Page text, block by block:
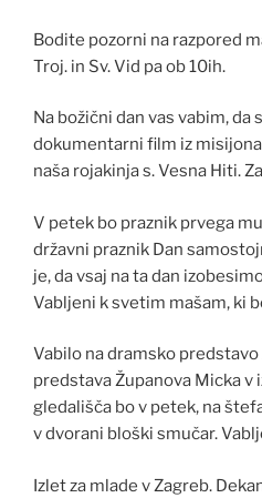
Bodite pozorni na razpored
Troj. in Sv. Vid pa ob 10ih.
Na božični dan vas vabim, da
dokumentarni film iz
naša rojakinja s. Vesna Hiti.
V petek bo praznik prvega
državni praznik Dan
je, da vsaj na ta dan
Vabljeni k svetim mašam, ki
Vabilo na dramsko
predstava Županova Micka
gledališča bo v petek, na
v dvorani bloški smučar.
Izlet za mlade v Zagreb.